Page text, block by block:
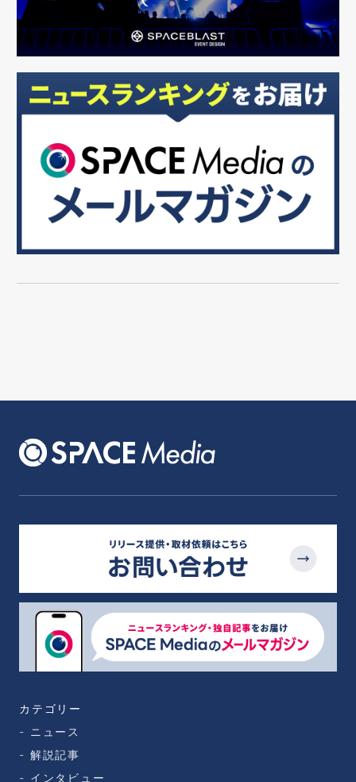
カテゴリー
ニュース
解説記事
インタビュー